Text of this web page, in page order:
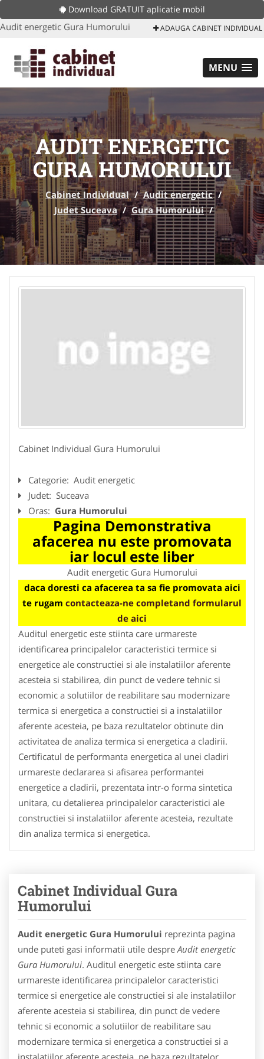
Download GRATUIT aplicatie mobil
Audit energetic Gura Humorului ADAUGA CABINET INDIVIDUAL
MENU
AUDIT ENERGETIC
GURA HUMORULUI
Cabinet Individual / Audit energetic /
Judet Suceava / Gura Humorului /
Cabinet Individual Gura Humorului
Categorie: Audit energetic
Judet: Suceava
Oras: Gura Humorului
Pagina Demonstrativa
afacerea nu este promovata
iar locul este liber
Audit energetic Gura Humorului
daca doresti ca afacerea ta sa fie promovata aici
te rugam contacteaza-ne completand formularul
de aici
Auditul energetic este stiinta care urmareste
identificarea principalelor caracteristici termice si
energetice ale constructiei si ale instalatiilor aferente
acesteia si stabilirea, din punct de vedere tehnic si
economic a solutiilor de reabilitare sau modernizare
termica si energetica a constructiei si a instalatiilor
aferente acesteia, pe baza rezultatelor obtinute din
activitatea de analiza termica si energetica a cladirii.
Certificatul de performanta energetica al unei cladiri
urmareste declararea si afisarea performantei
energetice a cladirii, prezentata intr-o forma sintetica
unitara, cu detalierea principalelor caracteristici ale
constructiei si instalatiilor aferente acesteia, rezultate
din analiza termica si energetica.
Cabinet Individual Gura
Humorului
Audit energetic Gura Humorului reprezinta pagina
unde puteti gasi informatii utile despre Audit energetic
Gura Humorului. Auditul energetic este stiinta care
urmareste identificarea principalelor caracteristici
termice si energetice ale constructiei si ale instalatiilor
aferente acesteia si stabilirea, din punct de vedere
tehnic si economic a solutiilor de reabilitare sau
modernizare termica si energetica a constructiei si a
instalatiilor aferente acesteia, pe baza rezultatelor